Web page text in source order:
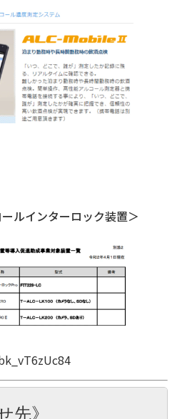
ルインターロック装置＞